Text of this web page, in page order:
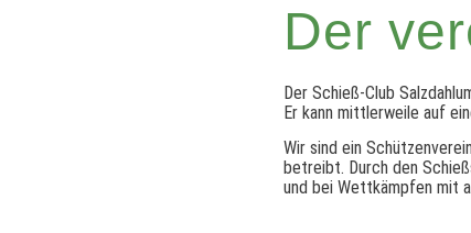
Der
Der Schieß-Club
Er kann mittlerweile auf
Wir sind ein
betreibt. Durch den
und bei Wettkämpfen mit